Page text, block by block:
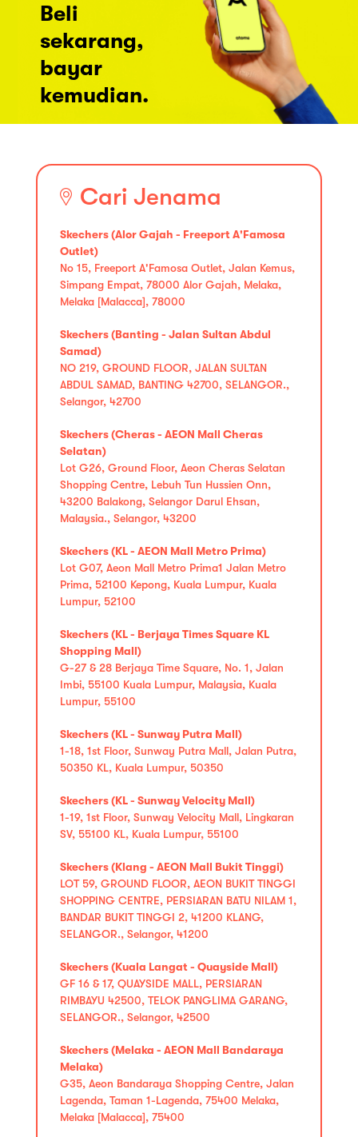
Beli
sekarang,
bayar
kemudian.
Cari Jenama
Skechers (Alor Gajah - Freeport A'Famosa
Outlet)
No 15, Freeport A'Famosa Outlet, Jalan Kemus,
Simpang Empat, 78000 Alor Gajah, Melaka,
Melaka [Malacca], 78000
Skechers (Banting - Jalan Sultan Abdul
Samad)
NO 219, GROUND FLOOR, JALAN SULTAN
ABDUL SAMAD, BANTING 42700, SELANGOR.,
Selangor, 42700
Skechers (Cheras - AEON Mall Cheras
Selatan)
Lot G26, Ground Floor, Aeon Cheras Selatan
Shopping Centre, Lebuh Tun Hussien Onn,
43200 Balakong, Selangor Darul Ehsan,
Malaysia., Selangor, 43200
Skechers (KL - AEON Mall Metro Prima)
Lot G07, Aeon Mall Metro Prima1 Jalan Metro
Prima, 52100 Kepong, Kuala Lumpur, Kuala
Lumpur, 52100
Skechers (KL - Berjaya Times Square KL
Shopping Mall)
G-27 & 28 Berjaya Time Square, No. 1, Jalan
Imbi, 55100 Kuala Lumpur, Malaysia, Kuala
Lumpur, 55100
Skechers (KL - Sunway Putra Mall)
1-18, 1st Floor, Sunway Putra Mall, Jalan Putra,
50350 KL, Kuala Lumpur, 50350
Skechers (KL - Sunway Velocity Mall)
1-19, 1st Floor, Sunway Velocity Mall, Lingkaran
SV, 55100 KL, Kuala Lumpur, 55100
Skechers (Klang - AEON Mall Bukit Tinggi)
LOT 59, GROUND FLOOR, AEON BUKIT TINGGI
SHOPPING CENTRE, PERSIARAN BATU NILAM 1,
BANDAR BUKIT TINGGI 2, 41200 KLANG,
SELANGOR., Selangor, 41200
Skechers (Kuala Langat - Quayside Mall)
GF 16 & 17, QUAYSIDE MALL, PERSIARAN
RIMBAYU 42500, TELOK PANGLIMA GARANG,
SELANGOR., Selangor, 42500
Skechers (Melaka - AEON Mall Bandaraya
Melaka)
G35, Aeon Bandaraya Shopping Centre, Jalan
Lagenda, Taman 1-Lagenda, 75400 Melaka,
Melaka [Malacca], 75400